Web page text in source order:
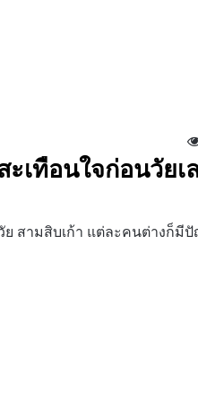
ะเทือนใจก่อนวัยเ
ย สามสิบเก้า แต่ละคนต่างก็มี